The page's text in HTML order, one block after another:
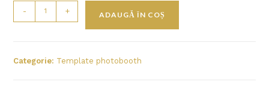
- + ADAUGĂ ÎN COȘ
Categorie: Template photobooth